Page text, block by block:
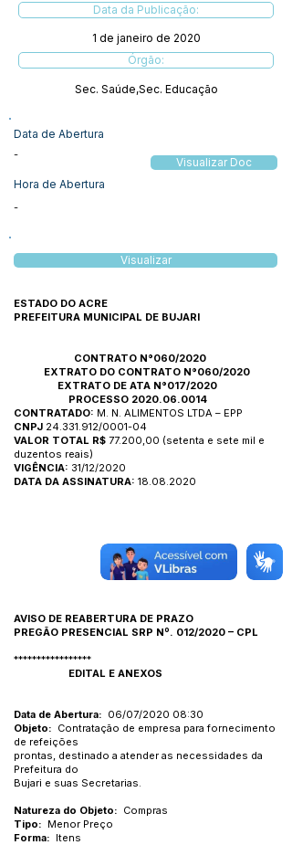
Data da Publicação:
1 de janeiro de 2020
Órgão:
Sec. Saúde,Sec. Educação
Data de Abertura
-
Hora de Abertura
-
Visualizar Doc
Visualizar
ESTADO DO ACRE
PREFEITURA MUNICIPAL DE BUJARI
CONTRATO N°060/2020
EXTRATO DO CONTRATO N°060/2020
EXTRATO DE ATA N°017/2020
PROCESSO 2020.06.0014
CONTRATADO: M. N. ALIMENTOS LTDA – EPP
CNPJ 24.331.912/0001-04
VALOR TOTAL R$ 77.200,00 (setenta e sete mil e
duzentos reais)
VIGÊNCIA: 31/12/2020
DATA DA ASSINATURA: 18.08.2020
AVISO DE REABERTURA DE PRAZO
PREGÃO PRESENCIAL SRP Nº. 012/2020 – CPL
*****************
EDITAL E ANEXOS
Data de Abertura: 06/07/2020 08:30
Objeto: Contratação de empresa para fornecimento
de refeições
prontas, destinado a atender as necessidades da
Prefeitura do
Bujari e suas Secretarias.
Natureza do Objeto: Compras
Tipo: Menor Preço
Forma: Itens